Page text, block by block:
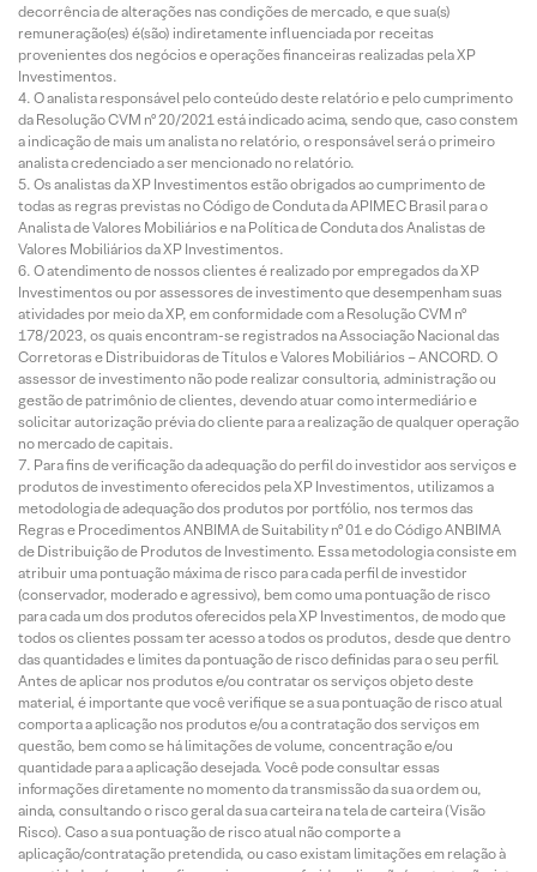
decorrência de alterações nas condições de mercado, e que sua(s)
remuneração(es) é(são) indiretamente influenciada por receitas
provenientes dos negócios e operações financeiras realizadas pela XP
Investimentos.
O analista responsável pelo conteúdo deste relatório e pelo cumprimento
da Resolução CVM nº 20/2021 está indicado acima, sendo que, caso constem
a indicação de mais um analista no relatório, o responsável será o primeiro
analista credenciado a ser mencionado no relatório.
Os analistas da XP Investimentos estão obrigados ao cumprimento de
todas as regras previstas no Código de Conduta da APIMEC Brasil para o
Analista de Valores Mobiliários e na Política de Conduta dos Analistas de
Valores Mobiliários da XP Investimentos.
O atendimento de nossos clientes é realizado por empregados da XP
Investimentos ou por assessores de investimento que desempenham suas
atividades por meio da XP, em conformidade com a Resolução CVM nº
178/2023, os quais encontram-se registrados na Associação Nacional das
Corretoras e Distribuidoras de Títulos e Valores Mobiliários – ANCORD. O
assessor de investimento não pode realizar consultoria, administração ou
gestão de patrimônio de clientes, devendo atuar como intermediário e
solicitar autorização prévia do cliente para a realização de qualquer operação
no mercado de capitais.
Para fins de verificação da adequação do perfil do investidor aos serviços e
produtos de investimento oferecidos pela XP Investimentos, utilizamos a
metodologia de adequação dos produtos por portfólio, nos termos das
Regras e Procedimentos ANBIMA de Suitability nº 01 e do Código ANBIMA
de Distribuição de Produtos de Investimento. Essa metodologia consiste em
atribuir uma pontuação máxima de risco para cada perfil de investidor
(conservador, moderado e agressivo), bem como uma pontuação de risco
para cada um dos produtos oferecidos pela XP Investimentos, de modo que
todos os clientes possam ter acesso a todos os produtos, desde que dentro
das quantidades e limites da pontuação de risco definidas para o seu perfil.
Antes de aplicar nos produtos e/ou contratar os serviços objeto deste
material, é importante que você verifique se a sua pontuação de risco atual
comporta a aplicação nos produtos e/ou a contratação dos serviços em
questão, bem como se há limitações de volume, concentração e/ou
quantidade para a aplicação desejada. Você pode consultar essas
informações diretamente no momento da transmissão da sua ordem ou,
ainda, consultando o risco geral da sua carteira na tela de carteira (Visão
Risco). Caso a sua pontuação de risco atual não comporte a
aplicação/contratação pretendida, ou caso existam limitações em relação à